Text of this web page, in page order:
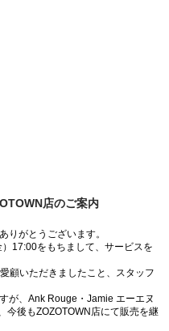
店のご案内
りがとうございます。
17:00をもちまして、サービスを
顧いただきましたこと、スタッフ
が、Ank Rouge・Jamie エーエヌ
今後もZOZOTOWN店にて販売を継